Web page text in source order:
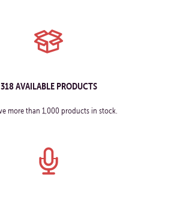
318 AVAILABLE PRODUCTS
more than 1,000 products in stock.